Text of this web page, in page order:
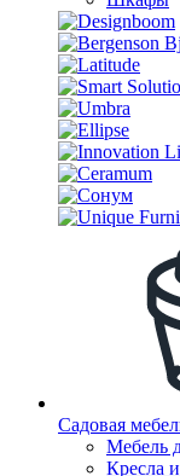
Садовая
Мебель
Кресла